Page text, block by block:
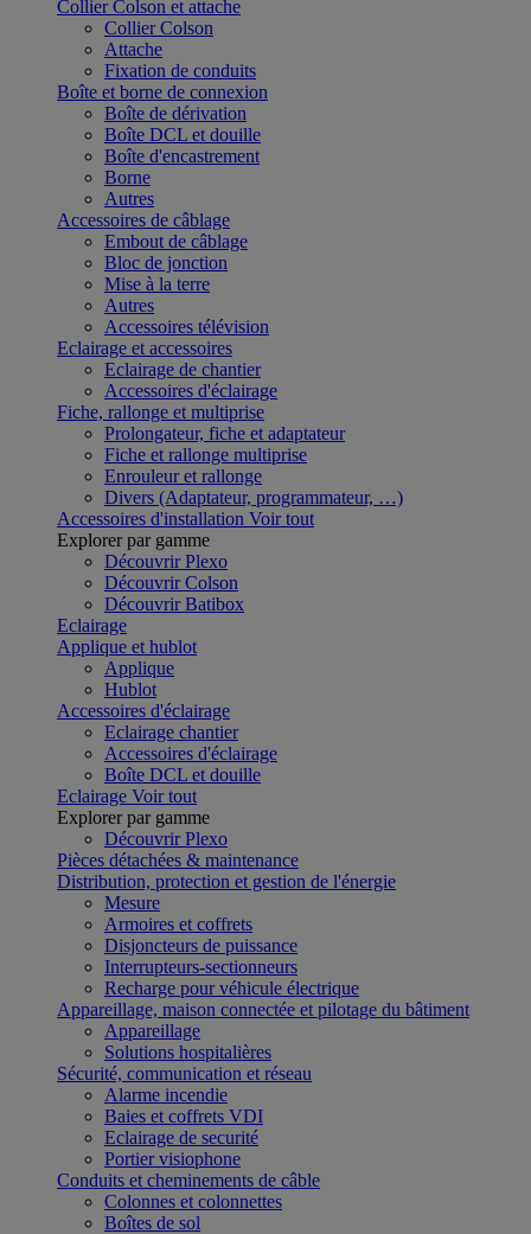
Collier Colson et attache
Collier Colson
Attache
Fixation de conduits
Boîte et borne de connexion
Boîte de dérivation
Boîte DCL et douille
Boîte d'encastrement
Borne
Autres
Accessoires de câblage
Embout de câblage
Bloc de jonction
Mise à la terre
Autres
Accessoires télévision
Eclairage et accessoires
Eclairage de chantier
Accessoires d'éclairage
Fiche, rallonge et multiprise
Prolongateur, fiche et adaptateur
Fiche et rallonge multiprise
Enrouleur et rallonge
Divers (Adaptateur, programmateur, …)
Accessoires d'installation Voir tout
Explorer par gamme
Découvrir Plexo
Découvrir Colson
Découvrir Batibox
Eclairage
Applique et hublot
Applique
Hublot
Accessoires d'éclairage
Eclairage chantier
Accessoires d'éclairage
Boîte DCL et douille
Eclairage Voir tout
Explorer par gamme
Découvrir Plexo
Pièces détachées & maintenance
Distribution, protection et gestion de l'énergie
Mesure
Armoires et coffrets
Disjoncteurs de puissance
Interrupteurs-sectionneurs
Recharge pour véhicule électrique
Appareillage, maison connectée et pilotage du bâtiment
Appareillage
Solutions hospitalières
Sécurité, communication et réseau
Alarme incendie
Baies et coffrets VDI
Eclairage de securité
Portier visiophone
Conduits et cheminements de câble
Colonnes et colonnettes
Boîtes de sol